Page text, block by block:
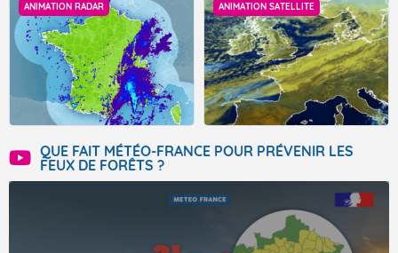
ANIMATION RADAR ANIMATION SATELLITE
QUE FAIT MÉTÉO-FRANCE POUR PRÉVENIR LES
FEUX DE FORÊTS ?